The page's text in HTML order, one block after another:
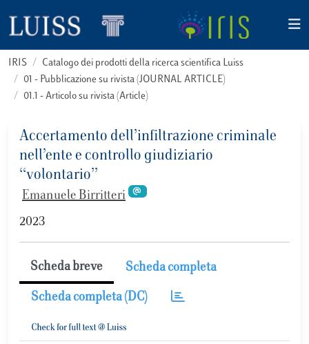
IRIS
Catalogo dei prodotti della ricerca scientifica Luiss
01 - Pubblicazione su rivista (JOURNAL ARTICLE)
01.1 - Articolo su rivista (Article)
Accertamento dell’infiltrazione criminale
nell’ente e controllo giudiziario
‘‘volontario’’
Emanuele Birritteri
2023
Scheda breve Scheda completa
Scheda completa (DC)